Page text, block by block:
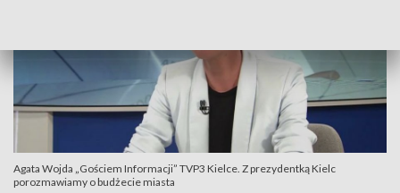
Agata Wojda „Gościem Informacji” TVP3 Kielce. Z prezydentką Kielc
porozmawiamy o budżecie miasta